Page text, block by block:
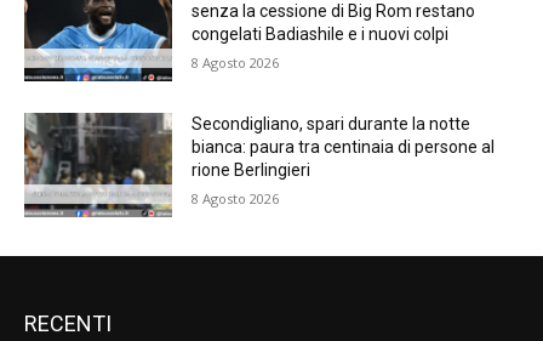
senza la cessione di Big Rom restano
congelati Badiashile e i nuovi colpi
8 Agosto 2026
Secondigliano, spari durante la notte
bianca: paura tra centinaia di persone al
rione Berlingieri
8 Agosto 2026
RECENTI